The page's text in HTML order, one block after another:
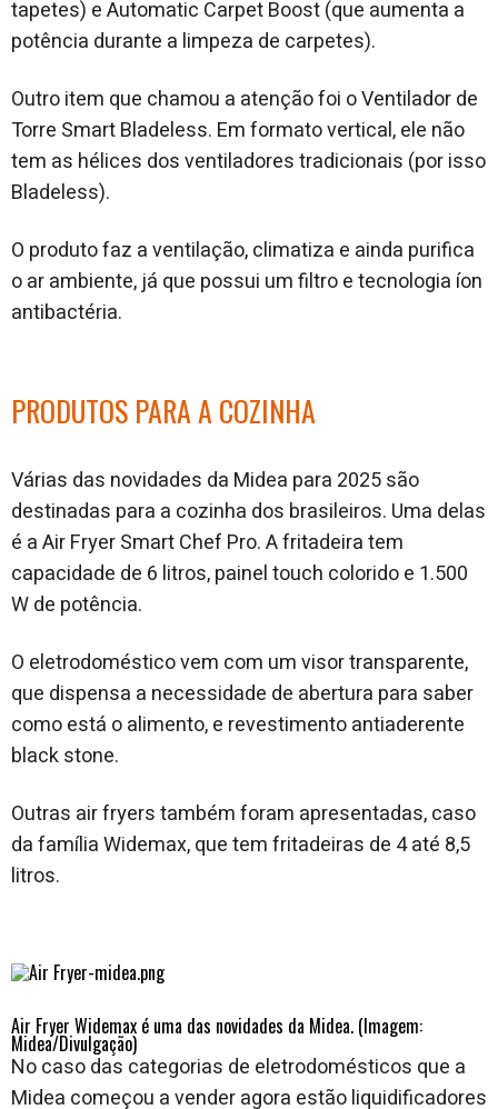
tapetes) e Automatic Carpet Boost (que aumenta a
potência durante a limpeza de carpetes).
Outro item que chamou a atenção foi o Ventilador de
Torre Smart Bladeless. Em formato vertical, ele não
tem as hélices dos ventiladores tradicionais (por isso
Bladeless).
O produto faz a ventilação, climatiza e ainda purifica
o ar ambiente, já que possui um filtro e tecnologia íon
antibactéria.
PRODUTOS PARA A COZINHA
Várias das novidades da Midea para 2025 são
destinadas para a cozinha dos brasileiros. Uma delas
é a Air Fryer Smart Chef Pro. A fritadeira tem
capacidade de 6 litros, painel touch colorido e 1.500
W de potência.
O eletrodoméstico vem com um visor transparente,
que dispensa a necessidade de abertura para saber
como está o alimento, e revestimento antiaderente
black stone.
Outras air fryers também foram apresentadas, caso
da família Widemax, que tem fritadeiras de 4 até 8,5
litros.
Air Fryer Widemax é uma das novidades da Midea. (Imagem:
Midea/Divulgação)
No caso das categorias de eletrodomésticos que a
Midea começou a vender agora estão liquidificadores